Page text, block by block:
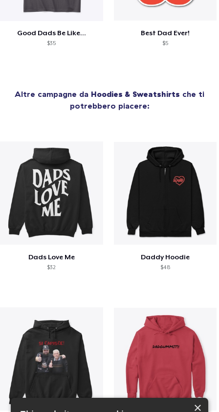
Good Dads Be Like...
$35
Best Dad Ever!
$5
Altre campagne da Hoodies & Sweatshirts che ti
potrebbero piacere:
Dads Love Me
$32
Daddy Hoodie
$48
×